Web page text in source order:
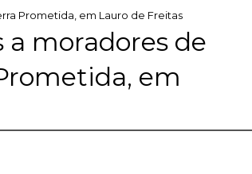
Prometida, em Lauro de Freitas
moradores de
em